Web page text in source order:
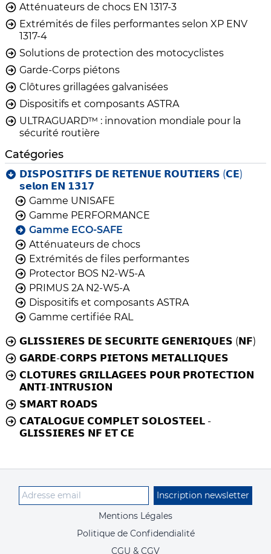
Atténuateurs de chocs EN 1317-3
Extrémités de files performantes selon XP ENV
1317-4
Solutions de protection des motocyclistes
Garde-Corps piétons
Clôtures grillagées galvanisées
Dispositifs et composants ASTRA
ULTRAGUARD™ : innovation mondiale pour la
sécurité routière
Catégories
𝗗𝗜𝗦𝗣𝗢𝗦𝗜𝗧𝗜𝗙𝗦 𝗗𝗘 𝗥𝗘𝗧𝗘𝗡𝗨𝗘 𝗥𝗢𝗨𝗧𝗜𝗘𝗥𝗦 (𝗖𝗘)
𝘀𝗲𝗹𝗼𝗻 𝗘𝗡 𝟭𝟯𝟭𝟳
Gamme UNISAFE
Gamme PERFORMANCE
Gamme ECO-SAFE
Atténuateurs de chocs
Extrémités de files performantes
Protector BOS N2-W5-A
PRIMUS 2A N2-W5-A
Dispositifs et composants ASTRA
Gamme certifiée RAL
𝗚𝗟𝗜𝗦𝗦𝗜𝗘𝗥𝗘𝗦 𝗗𝗘 𝗦𝗘𝗖𝗨𝗥𝗜𝗧𝗘 𝗚𝗘𝗡𝗘𝗥𝗜𝗤𝗨𝗘𝗦 (𝗡𝗙)
𝗚𝗔𝗥𝗗𝗘-𝗖𝗢𝗥𝗣𝗦 𝗣𝗜𝗘𝗧𝗢𝗡𝗦 𝗠𝗘𝗧𝗔𝗟𝗟𝗜𝗤𝗨𝗘𝗦
𝗖𝗟𝗢𝗧𝗨𝗥𝗘𝗦 𝗚𝗥𝗜𝗟𝗟𝗔𝗚𝗘𝗘𝗦 𝗣𝗢𝗨𝗥 𝗣𝗥𝗢𝗧𝗘𝗖𝗧𝗜𝗢𝗡
𝗔𝗡𝗧𝗜-𝗜𝗡𝗧𝗥𝗨𝗦𝗜𝗢𝗡
𝗦𝗠𝗔𝗥𝗧 𝗥𝗢𝗔𝗗𝗦
𝗖𝗔𝗧𝗔𝗟𝗢𝗚𝗨𝗘 𝗖𝗢𝗠𝗣𝗟𝗘𝗧 𝗦𝗢𝗟𝗢𝗦𝗧𝗘𝗘𝗟 -
𝗚𝗟𝗜𝗦𝗦𝗜𝗘𝗥𝗘𝗦 𝗡𝗙 𝗘𝗧 𝗖𝗘
Inscription newsletter
Mentions Légales
Politique de Confidendialité
CGU & CGV